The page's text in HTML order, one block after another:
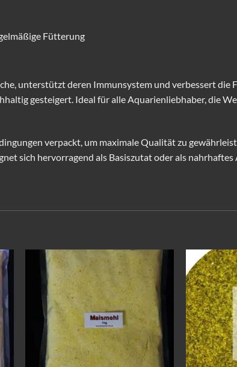
Fütterung
unterstützt deren Immunsystem und verbessert die
gesteigert. Ideal für alle Aquarienliebhaber, die
verpackt, um maximale Qualität zu
sich hervorragend als Basiszutat oder als